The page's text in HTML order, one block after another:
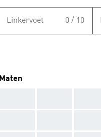
Linkervoet 0 / 10
Maten